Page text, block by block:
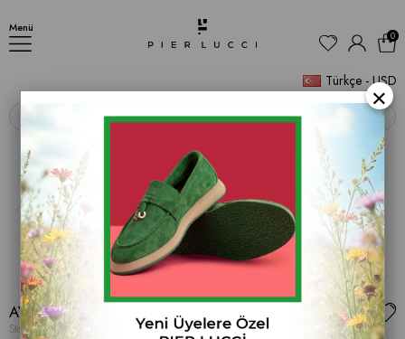
Menü
Türkçe - USD
0
‹ ›
AYAKKABI
Stok Kodu (PL 001 9692)
×